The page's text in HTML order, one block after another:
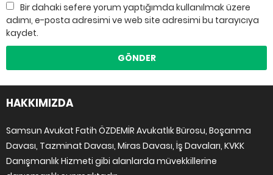
Bir dahaki sefere yorum yaptığımda kullanılmak üzere
adımı, e-posta adresimi ve web site adresimi bu tarayıcıya
kaydet.
HAKKIMIZDA
Samsun Avukat Fatih ÖZDEMİR Avukatlık Bürosu, Boşanma
Davası, Tazminat Davası, Miras Davası, İş Davaları, KVKK
Danışmanlık Hizmeti gibi alanlarda müvekkillerine